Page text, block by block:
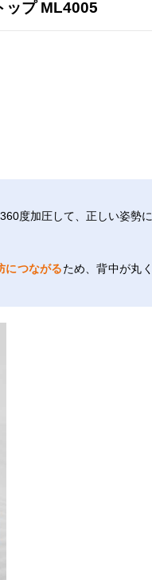
ップ ML4005
度加圧して、正しい姿勢に
につながるため、背中が丸く